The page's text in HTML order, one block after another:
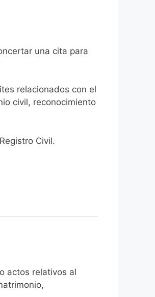
una cita para
relacionados con el
civil, reconocimiento
Civil.​
actos relativos al